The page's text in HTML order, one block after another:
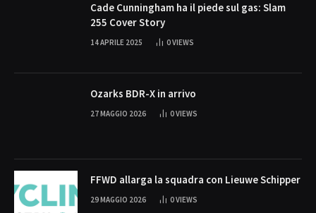
Cade Cunningham ha il piede sul gas: Slam
255 Cover Story
14 APRILE 2025 0VIEWS
Ozarks BDR-X in arrivo
27 MAGGIO 2026 0VIEWS
FFWD allarga la squadra con Lieuwe Schipper
29 MAGGIO 2026 0VIEWS